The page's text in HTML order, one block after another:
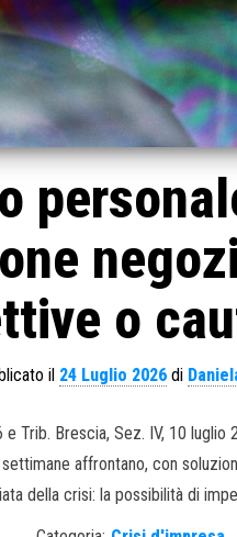
o
il 24 Luglio 2026 di
Trib. Brescia, Sez. IV, 10
affrontano, con
della crisi: la possibilità di